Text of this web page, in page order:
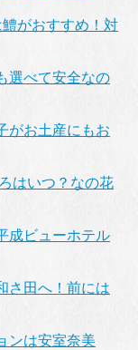
がおすすめ！対
選べて安全なの
がお土産にもお
はいつ？なの花
成ビューホテル
さ田へ！前には
ンは安室奈美